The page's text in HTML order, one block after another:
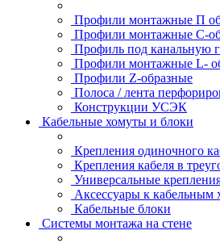
Профили монтажные П
Профили монтажные C-
Профиль под канальную
Профили монтажные L-
Профили Z-образные
Полоса / лента
Конструкции УСЭК
Кабельные хомуты и блоки
Крепления одиночного
Крепления кабеля в
Универсальные
Аксессуары к кабельным
Кабельные блоки
Системы монтажа на стене